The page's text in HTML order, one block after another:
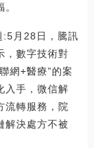
:5月28日，騰訊
，數字技術對
網+醫療”的案
入手，微信解
流轉服務，院
解決處方不被